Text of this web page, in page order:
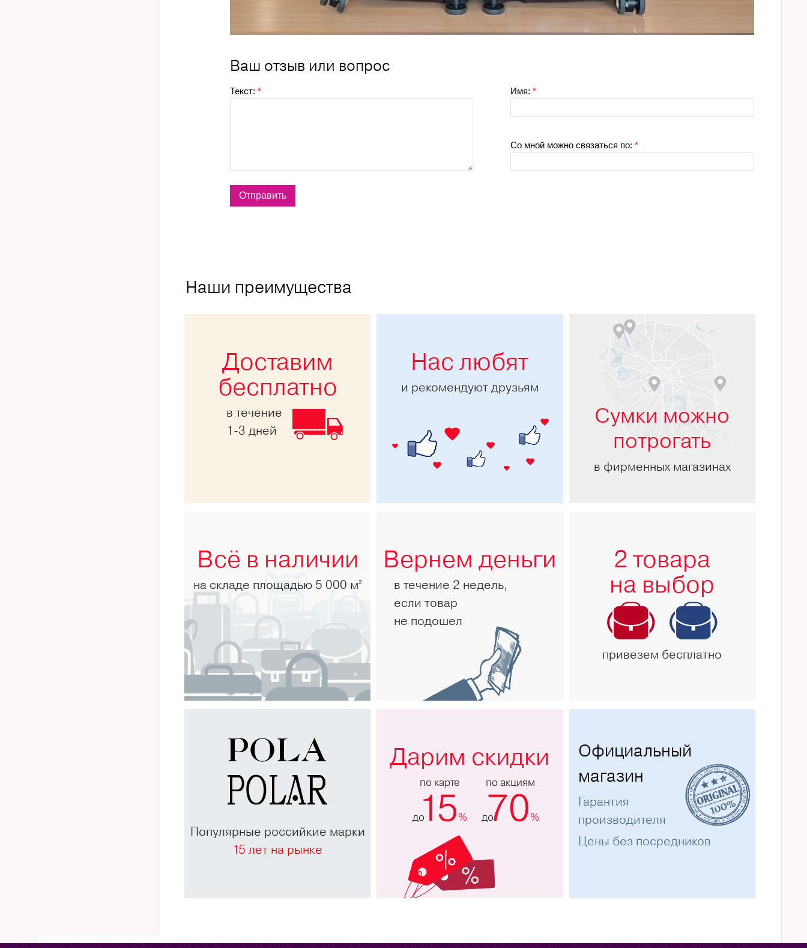
Ваш отзыв или вопрос
Текст: * Имя:*
Со мной можно связаться по:*
Наши преимущества
Доставим
бесплатно
в течение
1-3 дней
Нас любят
и рекомендуют друзьям
Сумки можно
потрогать
в фирменных магазинах
Всё в наличии
на складе площадью 5 000 м2
Вернем деньги
в течение 2 недель,
если товар
не подошел
2 товара
на выбор
привезем бесплатно
Популярные российкие марки
15 лет на рынке
Дарим скидки
по карте
до15%
по акциям
до
70%
Официальный
магазин
Гарантия
производителя
Цены без посредников